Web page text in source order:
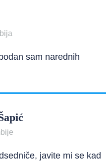
sam narednih
javite mi se kad